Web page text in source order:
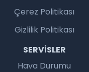
Çerez Politikası
Gizlilik Politikası
SERVISLER
Hava Durumu